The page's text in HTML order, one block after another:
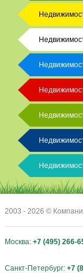
2003 - 2026 ©
Москва: +7 (495) 266-
Санкт-Петербург: +7